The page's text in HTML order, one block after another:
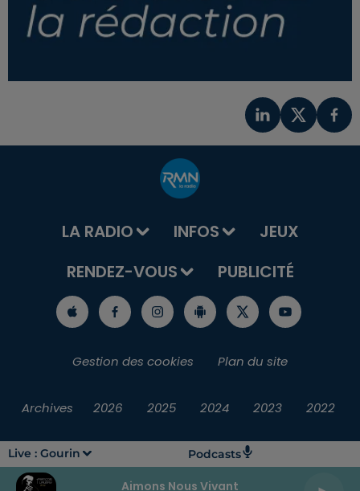
Live : Gourin Podcasts
Aimons Nous Vivant
LA RADIO INFOS
JEUX
RENDEZ-VOUS
PUBLICITÉ
Gestion des cookies Plan du site
Archives 2026 2025 2024 2023 2022